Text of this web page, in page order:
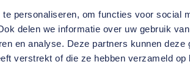
personaliseren, om functies voor social
delen we informatie over uw gebruik
en analyse. Deze partners kunnen deze
verstrekt of die ze hebben verzameld op